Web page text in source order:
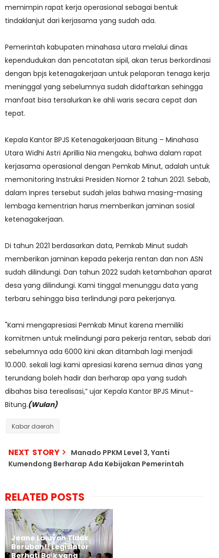
memimpin rapat kerja operasional sebagai bentuk
tindaklanjut dari kerjasama yang sudah ada.
Pemerintah kabupaten minahasa utara melalui dinas
kependudukan dan pencatatan sipil, akan terus berkordinasi
dengan bpjs ketenagakerjaan untuk pelaporan tenaga kerja
meninggal yang sebelumnya sudah didaftarkan sehingga
manfaat bisa tersalurkan ke ahli waris secara cepat dan
tepat.
Kepala Kantor BPJS Ketenagakerjaaan Bitung – Minahasa
Utara Widhi Astri Aprillia Nia mengaku, bahwa dalam rapat
kerjasama operasional dengan Pemkab Minut, adalah untuk
memonitoring Instruksi Presiden Nomor 2 tahun 2021. Sebab,
dalam Inpres tersebut sudah jelas bahwa masing-masing
lembaga kementrian harus memberikan jaminan sosial
ketenagakerjaan.
Di tahun 2021 berdasarkan data, Pemkab Minut sudah
memberikan jaminan kepada pekerja rentan dan non ASN
sudah dilindungi. Dan tahun 2022 sudah ketambahan aparat
desa yang dilindungi. Kami tinggal menunggu data yang
terbaru sehingga bisa terlindungi para pekerjanya.
"Kami mengapresiasi Pemkab Minut karena memiliki
komitmen untuk melindungi para pekerja rentan, sebab dari
sebelumnya ada 6000 kini akan ditambah lagi menjadi
10.000. sekali lagi kami apresiasi karena semua dinas yang
terundang boleh hadir dan berharap apa yang sudah
dibahas bisa terealisasi,” ujar Kepala Kantor BPJS Minut-
Bitung.(Wulan)
Kabar daerah
NEXT STORY
Manado PPKM Level 3, Yanti
Kumendong Berharap Ada Kebijakan Pemerintah
RELATED POSTS
Jeane Laluyan Tidak
Berubah!! Legislator
Berhati Baik yang